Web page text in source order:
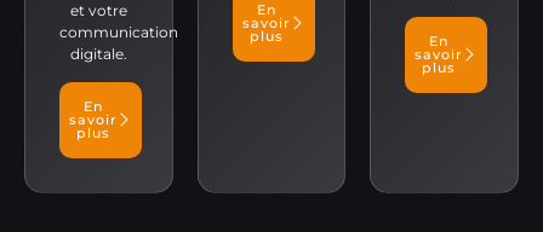
et votre
communication
digitale.
En
savoir
plus
En
savoir
plus En
savoir
plus